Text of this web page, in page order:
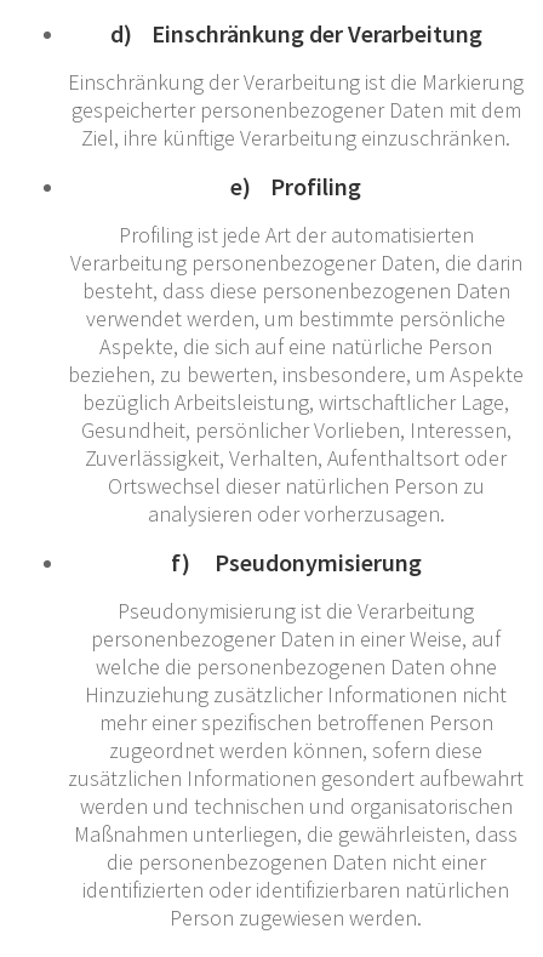
d) Einschränkung der Verarbeitung
Einschränkung der Verarbeitung ist die Markierung
gespeicherter personenbezogener Daten mit dem
Ziel, ihre künftige Verarbeitung einzuschränken.
e) Profiling
Profiling ist jede Art der automatisierten
Verarbeitung personenbezogener Daten, die darin
besteht, dass diese personenbezogenen Daten
verwendet werden, um bestimmte persönliche
Aspekte, die sich auf eine natürliche Person
beziehen, zu bewerten, insbesondere, um Aspekte
bezüglich Arbeitsleistung, wirtschaftlicher Lage,
Gesundheit, persönlicher Vorlieben, Interessen,
Zuverlässigkeit, Verhalten, Aufenthaltsort oder
Ortswechsel dieser natürlichen Person zu
analysieren oder vorherzusagen.
f) Pseudonymisierung
Pseudonymisierung ist die Verarbeitung
personenbezogener Daten in einer Weise, auf
welche die personenbezogenen Daten ohne
Hinzuziehung zusätzlicher Informationen nicht
mehr einer spezifischen betroffenen Person
zugeordnet werden können, sofern diese
zusätzlichen Informationen gesondert aufbewahrt
werden und technischen und organisatorischen
Maßnahmen unterliegen, die gewährleisten, dass
die personenbezogenen Daten nicht einer
identifizierten oder identifizierbaren natürlichen
Person zugewiesen werden.